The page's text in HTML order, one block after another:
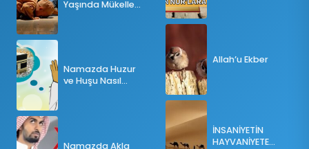
Yaşında Mükellef
Namazda Huzur
ve Huşu Nasıl
Namazda Akla
Allah’u Ekber
İNSANİYETİN
HAYVANİYETE